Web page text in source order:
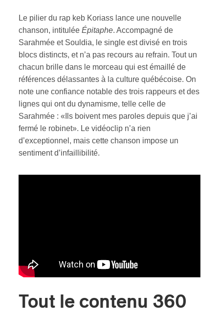
Le pilier du rap keb Koriass lance une nouvelle
chanson, intitulée Épitaphe. Accompagné de
Sarahmée et Souldia, le single est divisé en trois
blocs distincts, et n’a pas recours au refrain. Tout un
chacun brille dans le morceau qui est émaillé de
références délassantes à la culture québécoise. On
note une confiance notable des trois rappeurs et des
lignes qui ont du dynamisme, telle celle de
Sarahmée : «Ils boivent mes paroles depuis que j’ai
fermé le robinet». Le vidéoclip n’a rien
d’exceptionnel, mais cette chanson impose un
sentiment d’infaillibilité.
Tout le contenu 360